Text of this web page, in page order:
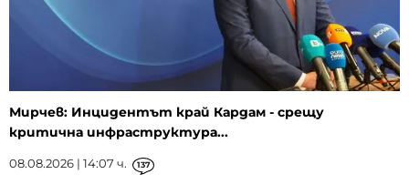
Мирчев: Инцидентът край Кардам - срещу
критична инфраструктура...
08.08.2026 | 14:07 ч. 137